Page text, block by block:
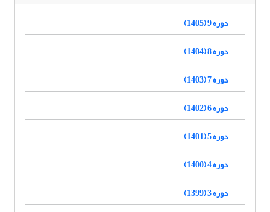
دوره 9 (1405)
دوره 8 (1404)
دوره 7 (1403)
دوره 6 (1402)
دوره 5 (1401)
دوره 4 (1400)
دوره 3 (1399)